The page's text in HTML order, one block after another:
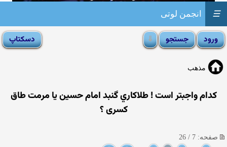
انجمن لوتی ☰
مذهب
کدام واجبتر است ! طلاکاري گنبد امام حسين يا مرمت طاق
كسری ؟
صفحه: 7 / 26